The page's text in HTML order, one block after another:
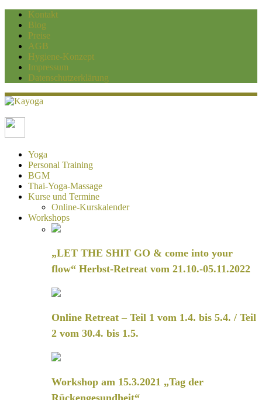
Kontakt
Blog
Preise
AGB
Hygiene-Konzept
Impressum
Datenschutzerklärung
Kayoga
Yoga und Personaltraining Duisburg
Yoga
Personal Training
BGM
Thai-Yoga-Massage
Kurse und Termine
Online-Kurskalender
Workshops
„LET THE SHIT GO & come into your
flow“ Herbst-Retreat vom 21.10.-05.11.2022
Online Retreat – Teil 1 vom 1.4. bis 5.4. / Teil
2 vom 30.4. bis 1.5.
Workshop am 15.3.2021 „Tag der
Rückengesundheit“